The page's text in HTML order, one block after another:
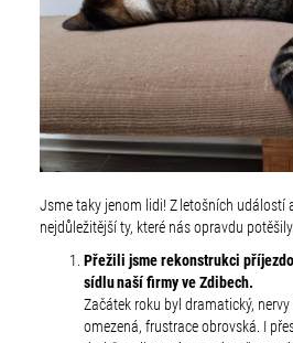
Jsme taky jenom lidi! Z letošních událostí
nejdůležitější ty, které nás opravdu potěšily.
Přežili jsme rekonstrukci
sídlu naší firmy ve Zdibech.
Začátek roku byl dramatický,
omezená, frustrace obrovská. I